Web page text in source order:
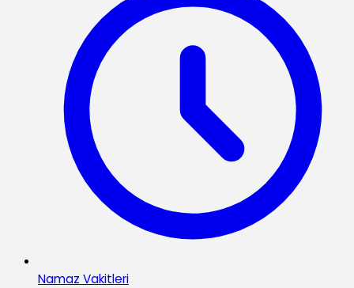
Namaz Vakitleri